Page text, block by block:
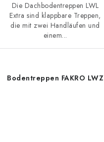
Die Dachbodentreppen LWL
Extra sind klappbare Treppen,
die mit zwei Handläufen und
einem...
Bodentreppen FAKRO LWZ